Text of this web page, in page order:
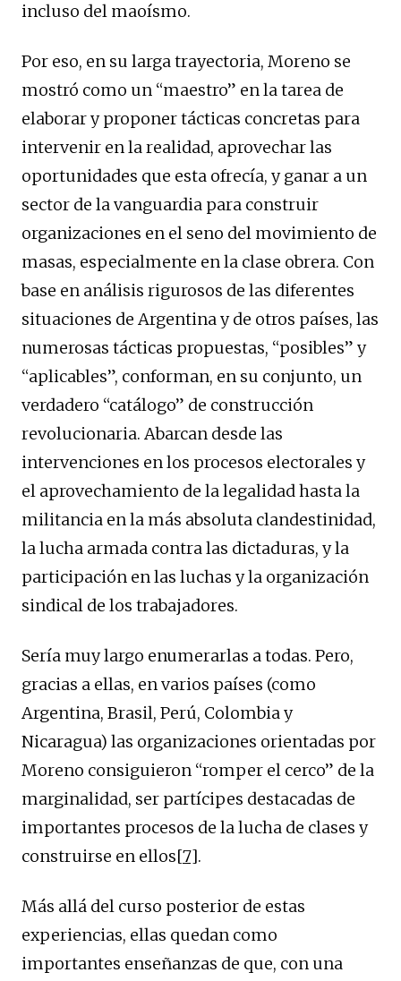
incluso del maoísmo.
Por eso, en su larga trayectoria, Moreno se
mostró como un “maestro” en la tarea de
elaborar y proponer tácticas concretas para
intervenir en la realidad, aprovechar las
oportunidades que esta ofrecía, y ganar a un
sector de la vanguardia para construir
organizaciones en el seno del movimiento de
masas, especialmente en la clase obrera. Con
base en análisis rigurosos de las diferentes
situaciones de Argentina y de otros países, las
numerosas tácticas propuestas, “posibles” y
“aplicables”, conforman, en su conjunto, un
verdadero “catálogo” de construcción
revolucionaria. Abarcan desde las
intervenciones en los procesos electorales y
el aprovechamiento de la legalidad hasta la
militancia en la más absoluta clandestinidad,
la lucha armada contra las dictaduras, y la
participación en las luchas y la organización
sindical de los trabajadores.
Sería muy largo enumerarlas a todas. Pero,
gracias a ellas, en varios países (como
Argentina, Brasil, Perú, Colombia y
Nicaragua) las organizaciones orientadas por
Moreno consiguieron “romper el cerco” de la
marginalidad, ser partícipes destacadas de
importantes procesos de la lucha de clases y
construirse en ellos[7].
Más allá del curso posterior de estas
experiencias, ellas quedan como
importantes enseñanzas de que, con una